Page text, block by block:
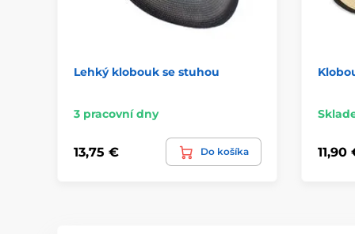
Lehký klobouk se stuhou
3 pracovní dny
13,75 € Do košíka 11,90